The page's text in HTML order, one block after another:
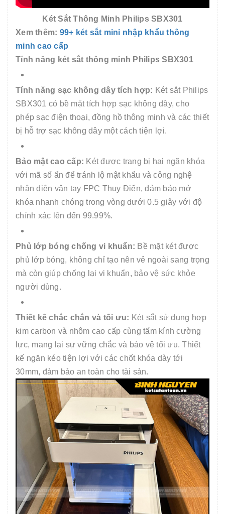
Két Sắt Thông Minh Philips SBX301
Xem thêm: 99+ két sắt mini nhập khẩu thông
minh cao cấp
Tính năng két sắt thông minh Philips SBX301
Tính năng sạc không dây tích hợp: Két sắt Philips
SBX301 có bề mặt tích hợp sạc không dây, cho
phép sạc điện thoại, đồng hồ thông minh và các thiết
bị hỗ trợ sạc không dây một cách tiện lợi.
Bảo mật cao cấp: Két được trang bị hai ngăn khóa
với mã số ẩn để tránh lộ mật khẩu và công nghệ
nhận diện vân tay FPC Thụy Điển, đảm bảo mở
khóa nhanh chóng trong vòng dưới 0.5 giây với độ
chính xác lên đến 99.99%.
Phủ lớp bóng chống vi khuẩn: Bề mặt két được
phủ lớp bóng, không chỉ tạo nên vẻ ngoài sang trọng
mà còn giúp chống lại vi khuẩn, bảo vệ sức khỏe
người dùng.
Thiết kế chắc chắn và tối ưu: Két sắt sử dụng hợp
kim carbon và nhôm cao cấp cùng tấm kính cường
lực, mang lại sự vững chắc và bảo vệ tối ưu. Thiết
kế ngăn kéo tiện lợi với các chốt khóa dày tới
30mm, đảm bảo an toàn cho tài sản.